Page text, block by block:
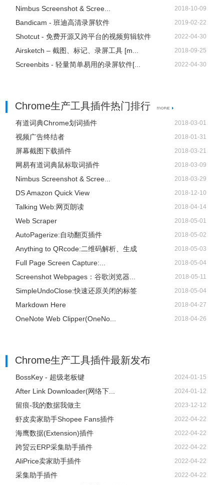
Nimbus Screenshot & Scree... 2018-10-09
Bandicam - 班迪高清录屏软件 2019-02-22
Shotcut - 免费开源又跨平台的视频剪辑软件 2022-04-30
Airsketch – 截图、标记、录屏工具 [m... 2018-09-25
Screenbits - 轻量简单易用的录屏软件[... 2022-04-30
Chrome生产工具插件热门排行
有道词典Chrome划词插件 2018-03-01
视频广告终结者 2018-01-31
屏幕截图下载插件 2018-03-21
网易有道词典鼠标取词插件 2018-03-09
Nimbus Screenshot & Scree... 2018-03-29
DS Amazon Quick View 2018-12-10
Talking Web:网页朗读 2018-04-14
Web Scraper 2018-05-01
AutoPagerize:自动翻页插件 2018-05-02
Anything to QRcode:二维码解析、生成 2018-05-03
Full Page Screen Capture:... 2018-05-04
Screenshot Webpages：谷歌浏览器... 2018-05-11
SimpleUndoClose:快速还原关闭的标签 2018-05-04
Markdown Here 2018-04-27
OneNote Web Clipper(OneNo... 2018-04-26
Chrome生产工具插件最新发布
BossKey - 超级老板键 2024-01-15
After Link Downloader(网络下... 2024-01-12
留痕-我的数据我做主 2023-12-12
虾皮卖家助手Shopee Fans插件 2022-04-22
海鹰数据(Extension)插件 2022-04-22
跨贸云ERP采集助手插件 2022-04-22
AliPrice卖家助手插件 2022-04-22
采集助手插件 2022-04-22